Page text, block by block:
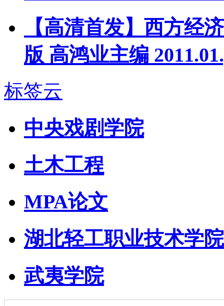
【高清首发】西方经
版 高鸿业主编
标签云
中央戏剧学院
土木工程
MPA论文
湖北轻工职业技术学院
武夷学院